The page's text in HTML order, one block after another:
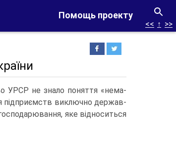
Помощь проекту
<< ↑ >>
УРСР не знало поняття «нема­
підприємств виключно держав­
яке відносить­ся